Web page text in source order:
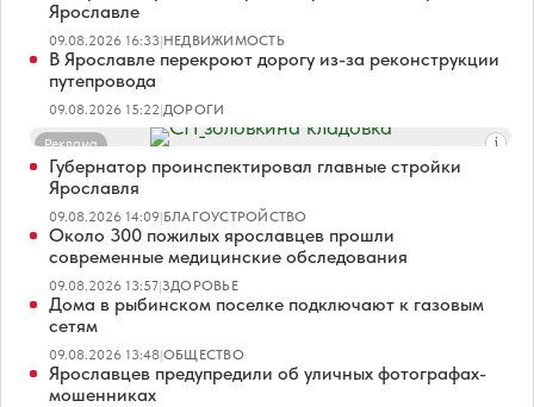
Ярославле
09.08.2026 16:33|НЕДВИЖИМОСТЬ
В Ярославле перекроют дорогу из-за реконструкции
путепровода
09.08.2026 15:22|ДОРОГИ
Реклама
Губернатор проинспектировал главные стройки
Ярославля
09.08.2026 14:09|БЛАГОУСТРОЙСТВО
Около 300 пожилых ярославцев прошли
современные медицинские обследования
09.08.2026 13:57|ЗДОРОВЬЕ
Дома в рыбинском поселке подключают к газовым
сетям
09.08.2026 13:48|ОБЩЕСТВО
Ярославцев предупредили об уличных фотографах-
мошенниках